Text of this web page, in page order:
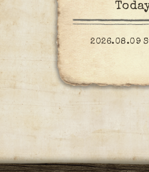
2026.08.09